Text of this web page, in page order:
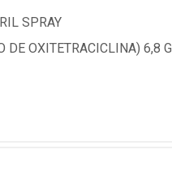
SPRAY
DE OXITETRACICLINA) 6,8 G